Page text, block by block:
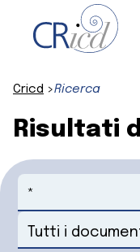
Cricd Ricerca
Risultati
Cerca
Seleziona un